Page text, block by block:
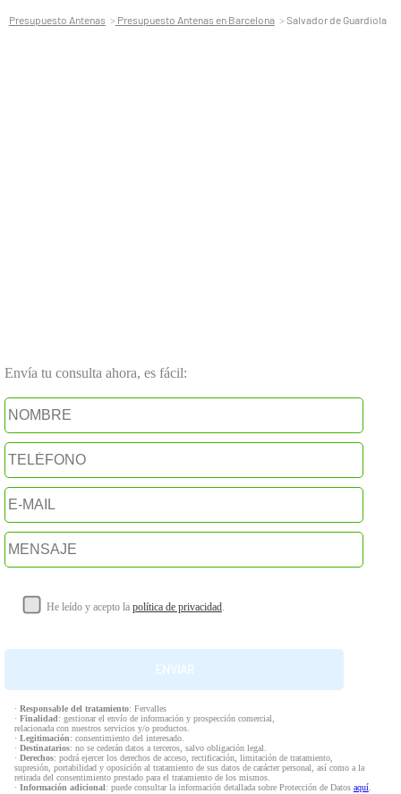
Presupuesto Antenas Presupuesto Antenas en Barcelona Salvador de Guardiola
Envía tu consulta ahora, es fácil:
He leído y acepto la política de privacidad.
· Responsable del tratamiento: Fervalles
· Finalidad: gestionar el envío de información y prospección comercial,
relacionada con nuestros servicios y/o productos.
· Legitimación: consentimiento del interesado.
· Destinatarios: no se cederán datos a terceros, salvo obligación legal.
· Derechos: podrá ejercer los derechos de acceso, rectificación, limitación de tratamiento,
supresión, portabilidad y oposición al tratamiento de sus datos de carácter personal, así como a la
retirada del consentimiento prestado para el tratamiento de los mismos.
· Información adicional: puede consultar la información detallada sobre Protección de Datos aquí.